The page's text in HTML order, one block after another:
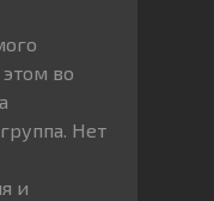
во
Нет
и